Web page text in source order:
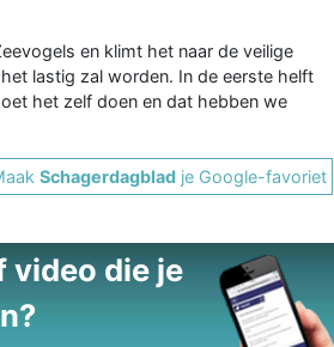
en klimt het naar de veilige
lastig zal worden. In de eerste helft
het zelf doen en dat hebben we
Schagerdagblad je Google-favoriet
video die je